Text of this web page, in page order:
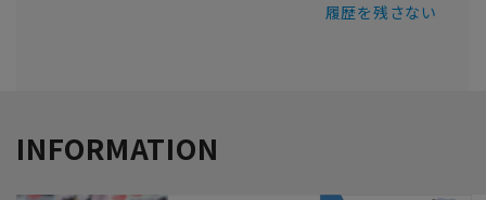
履歴を残さない
INFORMATION